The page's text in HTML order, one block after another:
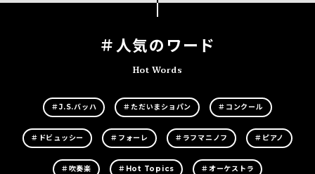
＃人気のワード
Hot Words
＃J.S.バッハ ＃ただいまショパン ＃コンクール
＃ドビュッシー ＃フォーレ ＃ラフマニノフ ＃ピアノ
＃吹奏楽 ＃Hot Topics ＃オーケストラ